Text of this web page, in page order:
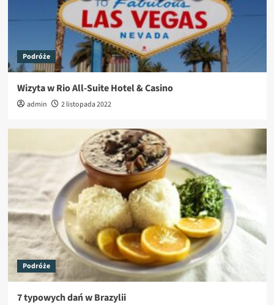
Podróże
Wizyta w Rio All-Suite Hotel & Casino
admin 2 listopada 2022
Podróże
7 typowych dań w Brazylii